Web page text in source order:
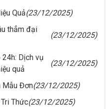
Quả(23/12/2025)
thẳm đại
(23/12/2025)
Dịch vụ
quả
(23/12/2025)
Mẫu Đơn(23/12/2025)
Thức(23/12/2025)